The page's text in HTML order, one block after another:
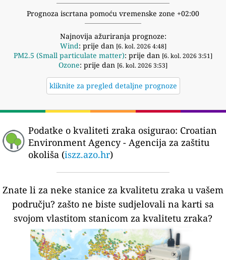
Prognoza iscrtana pomoću vremenske zone +02:00
Najnovija ažuriranja prognoze:
Wind: prije dan [6. kol. 2026 4:48]
PM2.5 (Small particulate matter): prije dan [6. kol. 2026 3:51]
Ozone: prije dan [6. kol. 2026 3:53]
kliknite za pregled detaljne prognoze
Podatke o kvaliteti zraka osigurao: Croatian
Environment Agency - Agencija za zaštitu
okoliša (iszz.azo.hr)
Znate li za neke stanice za kvalitetu zraka u vašem
području? zašto ne biste sudjelovali na karti sa
svojom vlastitom stanicom za kvalitetu zraka?